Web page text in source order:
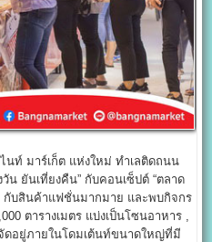
นท์ มาร์เก็ต แห่งใหม่ ทำเลติดถนน
น ยันเที่ยงคืน” กับคอนเซ็ปต์ “ตลาด
บสินค้าแฟชั่นมากมาย และพบกิจกร
ตารางเมตร แบ่งเป็นโซนอาหาร ,
อยู่ภายในโดมเต้นท์ขนาดใหญ่ที่มี